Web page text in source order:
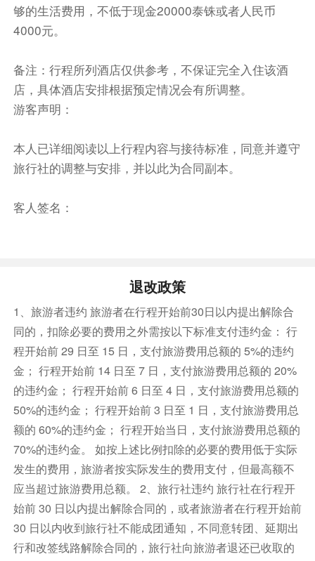
够的生活费用，不低于现金20000泰铢或者人民币
4000元。
备注：行程所列酒店仅供参考，不保证完全入住该酒
店，具体酒店安排根据预定情况会有所调整。
游客声明：
本人已详细阅读以上行程内容与接待标准，同意并遵守
旅行社的调整与安排，并以此为合同副本。
客人签名：
退改政策
1、旅游者违约 旅游者在行程开始前30日以内提出解除合
同的，扣除必要的费用之外需按以下标准支付违约金： 行
程开始前 29 日至 15 日，支付旅游费用总额的 5%的违约
金； 行程开始前 14 日至 7 日，支付旅游费用总额的 20%
的违约金； 行程开始前 6 日至 4 日，支付旅游费用总额的
50%的违约金； 行程开始前 3 日至 1 日，支付旅游费用总
额的 60%的违约金； 行程开始当日，支付旅游费用总额的
70%的违约金。 如按上述比例扣除的必要的费用低于实际
发生的费用，旅游者按实际发生的费用支付，但最高额不
应当超过旅游费用总额。 2、旅行社违约 旅行社在行程开
始前 30 日以内提出解除合同的，或者旅游者在行程开始前
30 日以内收到旅行社不能成团通知，不同意转团、延期出
行和改签线路解除合同的，旅行社向旅游者退还已收取的